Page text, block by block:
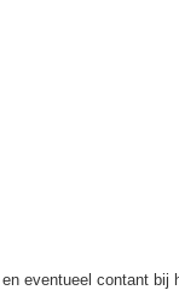
eventueel contant